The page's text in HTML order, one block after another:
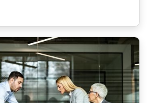
en tør ikke å konfrontere og
saker, prosesser eller personer –
dermed rett og slett menings-løs.A